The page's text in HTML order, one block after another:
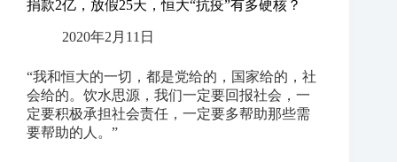
捐款2亿，放假25天，恒大“抗疫”有多硬核？
2020年2月11日
“我和恒大的一切，都是党给的，国家给的，社
会给的。饮水思源，我们一定要回报社会，一
定要积极承担社会责任，一定要多帮助那些需
要帮助的人。”